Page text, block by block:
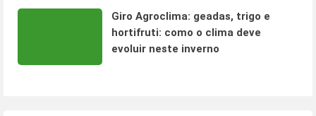
Giro Agroclima: geadas, trigo e
hortifruti: como o clima deve
evoluir neste inverno